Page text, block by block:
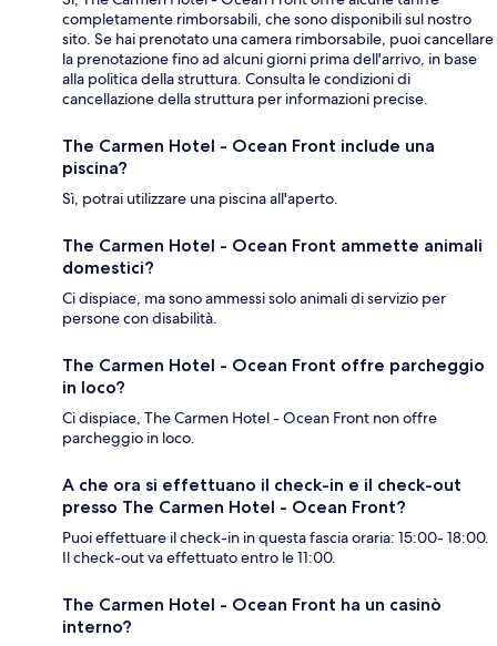
completamente rimborsabili, che sono disponibili sul nostro
sito. Se hai prenotato una camera rimborsabile, puoi cancellare
la prenotazione fino ad alcuni giorni prima dell'arrivo, in base
alla politica della struttura. Consulta le condizioni di
cancellazione della struttura per informazioni precise.
The Carmen Hotel - Ocean Front include una
piscina?
Sì, potrai utilizzare una piscina all'aperto.
The Carmen Hotel - Ocean Front ammette animali
domestici?
Ci dispiace, ma sono ammessi solo animali di servizio per
persone con disabilità.
The Carmen Hotel - Ocean Front offre parcheggio
in loco?
Ci dispiace, The Carmen Hotel - Ocean Front non offre
parcheggio in loco.
A che ora si effettuano il check-in e il check-out
presso The Carmen Hotel - Ocean Front?
Puoi effettuare il check-in in questa fascia oraria: 15:00- 18:00.
Il check-out va effettuato entro le 11:00.
The Carmen Hotel - Ocean Front ha un casinò
interno?